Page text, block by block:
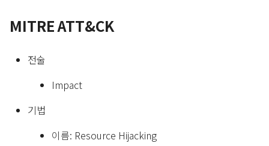
MITRE ATT&CK
전술
Impact
기법
이름: Resource Hijacking